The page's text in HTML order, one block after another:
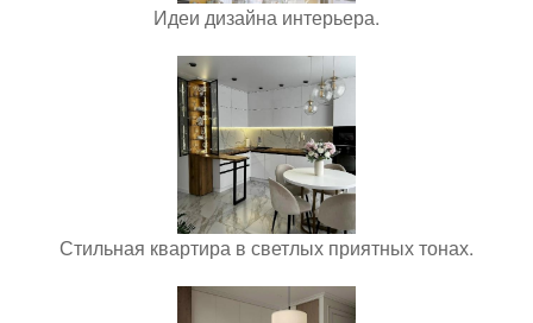
Идеи дизайна интерьера.
Стильная квартира в светлых приятных тонах.